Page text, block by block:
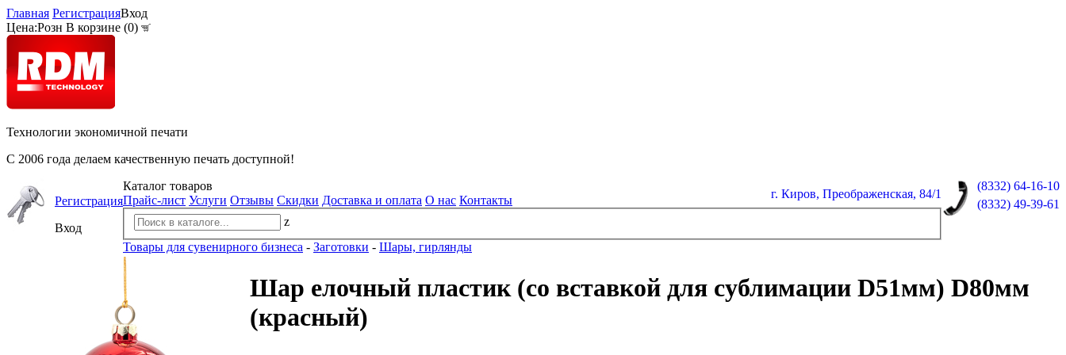
Главная РегистрацияВход
Цена:Розн В корзине (0)
Технологии экономичной печати
С 2006 года делаем качественную печать доступной!
(8332) 64-16-10
(8332) 49-39-61
г. Киров, Преображенская, 84/1
Регистрация
Вход
Каталог товаров
Прайс-лист Услуги Отзывы Скидки Доставка и оплата О нас Контакты
z
Товары для сувенирного бизнеса - Заготовки - Шары, гирлянды
Шар елочный пластик (со вставкой для сублимации D51мм) D80мм
(красный)